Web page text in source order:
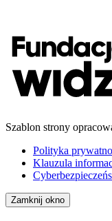
Szablon strony
Polityka
Klauzula
Zamknij okno